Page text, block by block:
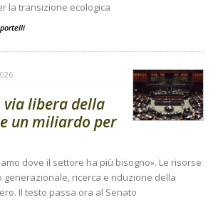
la transizione ecologica
libera della
un miliardo per
dove il settore ha più bisogno». Le risorse
generazionale, ricerca e riduzione della
Il testo passa ora al Senato